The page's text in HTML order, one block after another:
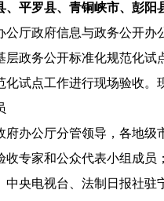
、平罗县、青铜峡市、彭阳
公厅政府信息与政务公开办
层政务公开标准化规范化试
化试点工作进行现场验收。
府办公厅分管领导，各地级
收专家和公众代表小组成
中央电视台、法制日报社驻